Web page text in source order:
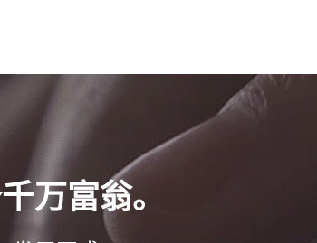
万富翁。